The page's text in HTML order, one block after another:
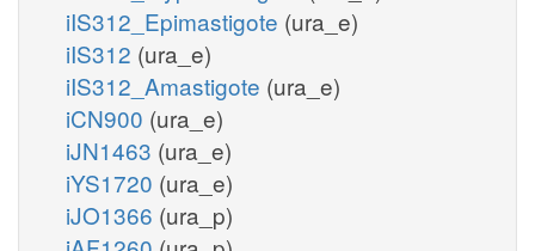
iIS312_Epimastigote (ura_e)
iIS312 (ura_e)
iIS312_Amastigote (ura_e)
iCN900 (ura_e)
iJN1463 (ura_e)
iYS1720 (ura_e)
iJO1366 (ura_p)